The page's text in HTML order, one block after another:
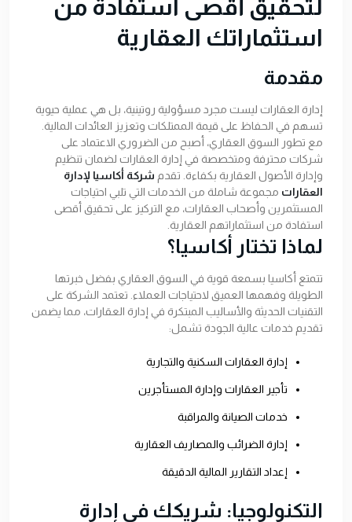
لتحقيق أقصى استفادة من
استثماراتك العقارية
مقدمة
إدارة العقارات ليست مجرد مسؤولية روتينية، بل هي عملية حيوية
تسهم في الحفاظ على قيمة الممتلكات وتعزيز العائدات المالية.
مع تطور السوق العقاري، أصبح من الضروري الاعتماد على
شركات محترفة ومتخصصة في إدارة العقارات لضمان تنظيم
وإدارة الأصول العقارية بكفاءة. تقدم شركة أكاسيا لإدارة
العقارات مجموعة شاملة من الخدمات التي تلبي احتياجات
المستثمرين وأصحاب العقارات، مع التركيز على تحقيق أقصى
استفادة من استثماراتهم العقارية.
لماذا تختار أكاسيا؟
تتمتع أكاسيا بسمعة قوية في السوق العقاري بفضل خبرتها
الطويلة وفهمها العميق لاحتياجات العملاء. تعتمد الشركة على
التقنيات الحديثة والأساليب المبتكرة في إدارة العقارات، مما يضمن
تقديم خدمات عالية الجودة تشمل:
إدارة العقارات السكنية والتجارية
تأجير العقارات وإدارة المستأجرين
خدمات الصيانة والمراقبة
إدارة الضرائب والمصاريف العقارية
إعداد التقارير المالية الدقيقة
التكنولوجيا: شريكك في إدارة